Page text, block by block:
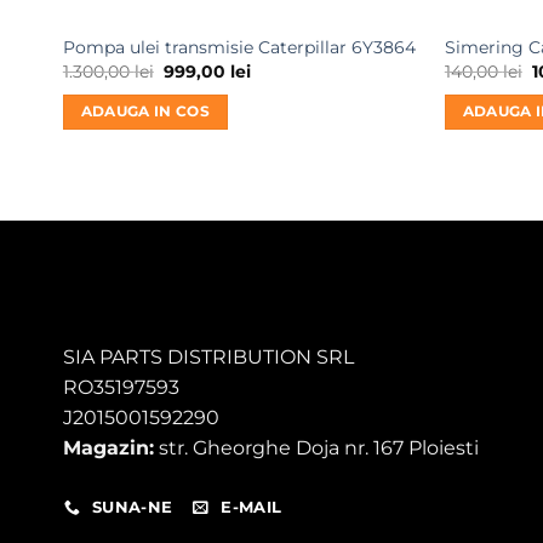
Pompa ulei transmisie Caterpillar 6Y3864
1.300,00lei Prețul
inițial
a
fost:
999,00 leiPrețul
ADAUGA IN COS
Simering
140,00lei
a
ADAUGA
SIA PARTS DISTRIBUTION SRL
RO35197593
J2015001592290
Magazin: str. Gheorghe Doja nr. 167 Ploiesti
SUNA-NE E-MAIL